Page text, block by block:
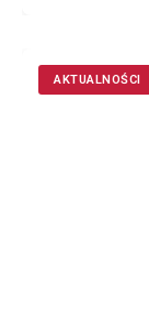
AKTUALNOŚCI